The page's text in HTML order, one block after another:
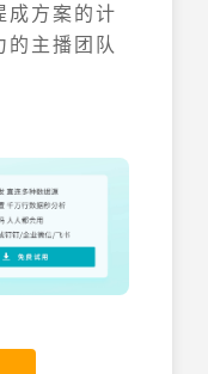
成方案的计
主播团队